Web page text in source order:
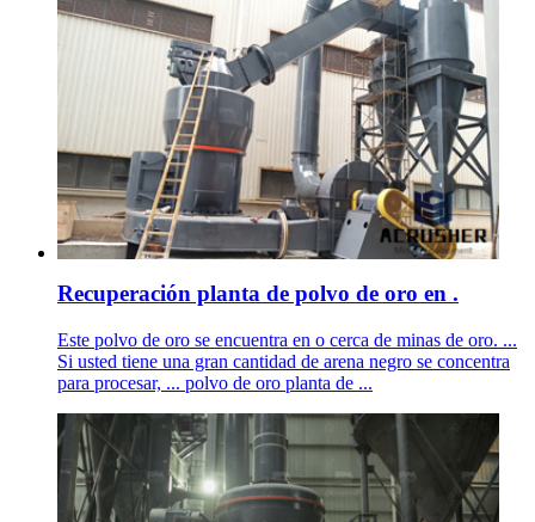
Recuperación planta de polvo de oro en .
Este polvo de oro se encuentra en o cerca de minas de oro. ...
Si usted tiene una gran cantidad de arena negro se concentra
para procesar, ... polvo de oro planta de ...